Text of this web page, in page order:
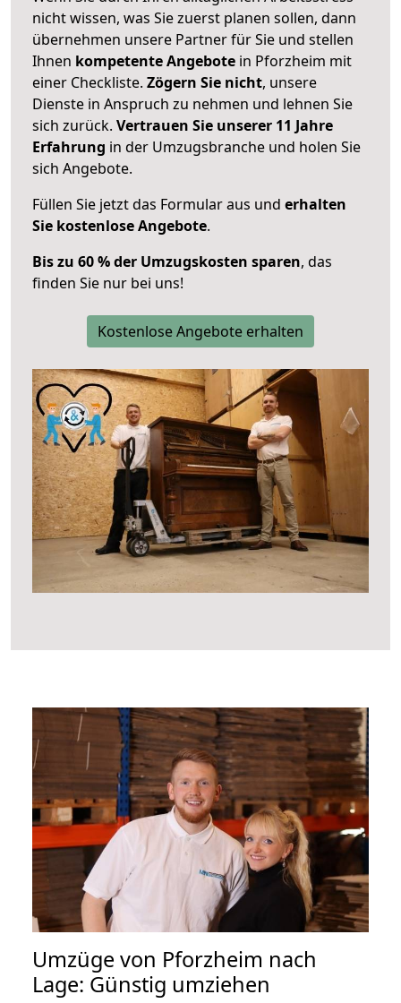
nicht wissen, was Sie zuerst planen sollen, dann
übernehmen unsere Partner für Sie und stellen
Ihnen kompetente Angebote in Pforzheim mit
einer Checkliste. Zögern Sie nicht, unsere
Dienste in Anspruch zu nehmen und lehnen Sie
sich zurück. Vertrauen Sie unserer 11 Jahre
Erfahrung in der Umzugsbranche und holen Sie
sich Angebote.
Füllen Sie jetzt das Formular aus und erhalten
Sie kostenlose Angebote.
Bis zu 60 % der Umzugskosten sparen, das
finden Sie nur bei uns!
Kostenlose Angebote erhalten
Umzüge von Pforzheim nach
Lage: Günstig umziehen